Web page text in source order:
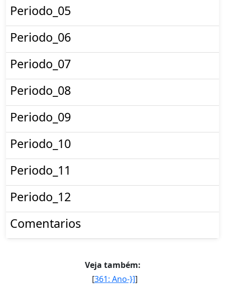
Periodo_05
Periodo_06
Periodo_07
Periodo_08
Periodo_09
Periodo_10
Periodo_11
Periodo_12
Comentarios
Veja também:
[361: Ano-}]]